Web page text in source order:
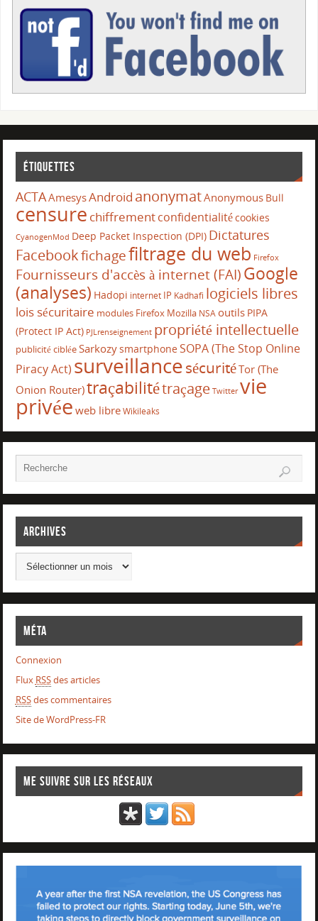
Étiquettes
ACTAAmesysAndroid anonymatAnonymous Bull
censure chiffrementconfidentialitécookies
CyanogenMod Deep Packet Inspection (DPI) Dictatures
Facebookfichagefiltrage du web Firefox
Fournisseurs d'accès à internet (FAI)Google
(analyses) Hadopi internet IP Kadhafi logiciels libres
lois sécuritaire modules Firefox Mozilla NSA outils PIPA
(Protect IP Act) PJLrenseignement propriété intellectuelle
publicité cibléeSarkozysmartphoneSOPA (The Stop Online
Piracy Act) surveillancesécuritéTor (The
Onion Router)traçabilitétraçage Twitter vie
privée web libreWikileaks
Archives
Méta
Connexion
Flux RSSdes articles
RSSdes commentaires
Site de WordPress-FR
Me suivre sur les réseaux